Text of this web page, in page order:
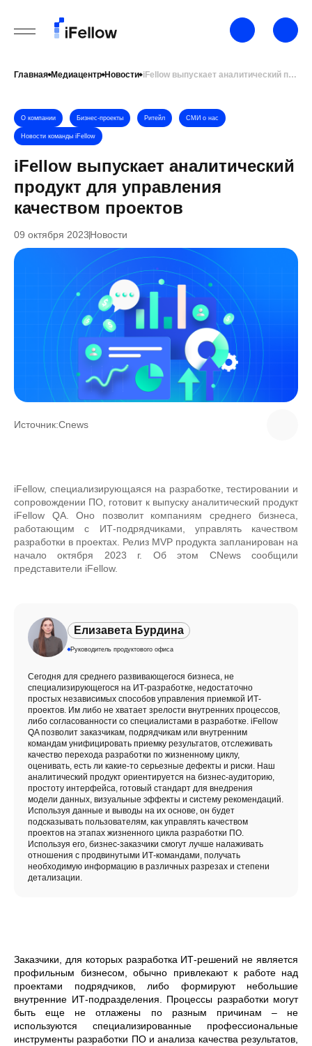
Главная Медиацентр Новости iFellow выпускает аналитический продукт для управления качеством проектов
iFellow выпускает аналитический
продукт для управления
качеством проектов
О компании Бизнес-проекты Ритейл СМИ о нас
Новости команды iFellow
09 октября 2023Новости
Источник:Cnews
iFellow, специализирующаяся на разработке, тестировании и
сопровождении ПО, готовит к выпуску аналитический продукт
iFellow QA. Оно позволит компаниям среднего бизнеса,
работающим с ИТ-подрядчиками, управлять качеством
разработки в проектах. Релиз MVP продукта запланирован на
начало октября 2023 г. Об этом CNews сообщили
представители iFellow.
Елизавета Бурдина
Руководитель продуктового офиса
Сегодня для среднего развивающегося бизнеса, не
специализирующегося на ИТ-разработке, недостаточно
простых независимых способов управления приемкой ИТ-
проектов. Им либо не хватает зрелости внутренних процессов,
либо согласованности со специалистами в разработке. iFellow
QA позволит заказчикам, подрядчикам или внутренним
командам унифицировать приемку результатов, отслеживать
качество перехода разработки по жизненному циклу,
оценивать, есть ли какие-то серьезные дефекты и риски. Наш
аналитический продукт ориентируется на бизнес-аудиторию,
простоту интерфейса, готовый стандарт для внедрения
модели данных, визуальные эффекты и систему рекомендаций.
Используя данные и выводы на их основе, он будет
подсказывать пользователям, как управлять качеством
проектов на этапах жизненного цикла разработки ПО.
Используя его, бизнес-заказчики смогут лучше налаживать
отношения с продвинутыми ИТ-командами, получать
необходимую информацию в различных разрезах и степени
детализации.
Заказчики, для которых разработка ИТ-решений не является
профильным бизнесом, обычно привлекают к работе над
проектами подрядчиков, либо формируют небольшие
внутренние ИТ-подразделения. Процессы разработки могут
быть еще не отлажены по разным причинам – не
используются специализированные профессиональные
инструменты разработки ПО и анализа качества результатов,